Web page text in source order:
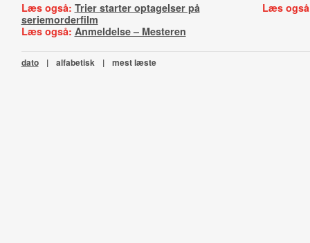
Læs også: Trier starter optagelser på
seriemorderfilm
Læs også: Anmeldelse – Mesteren
Læs
dato | alfabetisk | mest læste